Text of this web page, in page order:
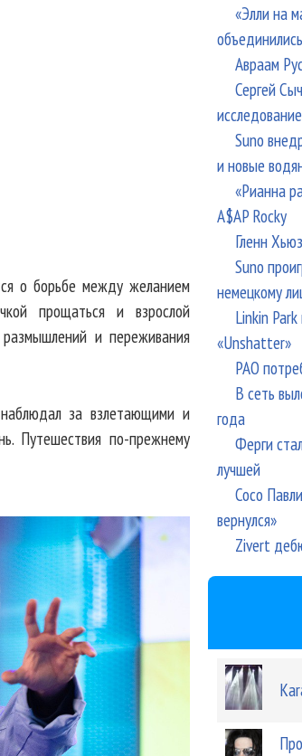
о борьбе между желанием
прощаться и взрослой
и переживания
за взлетающими и
Путешествия по-прежнему
«Элли на
объединились
Авраам
Сергей
Suno
и новые
«Рианна
A$AP Rocky
Гленн
Suno
немецкому
Linkin
«Unshatter»
РАО
В сеть
года
Ферги
лучшей
Сосо
вернулся»
Zivert